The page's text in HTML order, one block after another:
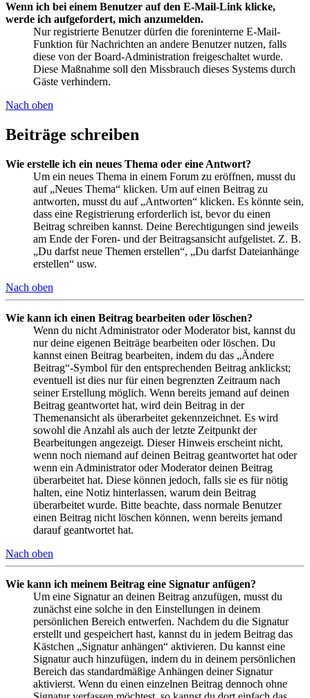
Wenn ich bei einem Benutzer auf den E-Mail-Link klicke,
werde ich aufgefordert, mich anzumelden.
Nur registrierte Benutzer dürfen die foreninterne E-Mail-
Funktion für Nachrichten an andere Benutzer nutzen, falls
diese von der Board-Administration freigeschaltet wurde.
Diese Maßnahme soll den Missbrauch dieses Systems durch
Gäste verhindern.
Nach oben
Beiträge schreiben
Wie erstelle ich ein neues Thema oder eine Antwort?
Um ein neues Thema in einem Forum zu eröffnen, musst du
auf „Neues Thema“ klicken. Um auf einen Beitrag zu
antworten, musst du auf „Antworten“ klicken. Es könnte sein,
dass eine Registrierung erforderlich ist, bevor du einen
Beitrag schreiben kannst. Deine Berechtigungen sind jeweils
am Ende der Foren- und der Beitragsansicht aufgelistet. Z. B.
„Du darfst neue Themen erstellen“, „Du darfst Dateianhänge
erstellen“ usw.
Nach oben
Wie kann ich einen Beitrag bearbeiten oder löschen?
Wenn du nicht Administrator oder Moderator bist, kannst du
nur deine eigenen Beiträge bearbeiten oder löschen. Du
kannst einen Beitrag bearbeiten, indem du das „Ändere
Beitrag“-Symbol für den entsprechenden Beitrag anklickst;
eventuell ist dies nur für einen begrenzten Zeitraum nach
seiner Erstellung möglich. Wenn bereits jemand auf deinen
Beitrag geantwortet hat, wird dein Beitrag in der
Themenansicht als überarbeitet gekennzeichnet. Es wird
sowohl die Anzahl als auch der letzte Zeitpunkt der
Bearbeitungen angezeigt. Dieser Hinweis erscheint nicht,
wenn noch niemand auf deinen Beitrag geantwortet hat oder
wenn ein Administrator oder Moderator deinen Beitrag
überarbeitet hat. Diese können jedoch, falls sie es für nötig
halten, eine Notiz hinterlassen, warum dein Beitrag
überarbeitet wurde. Bitte beachte, dass normale Benutzer
einen Beitrag nicht löschen können, wenn bereits jemand
darauf geantwortet hat.
Nach oben
Wie kann ich meinem Beitrag eine Signatur anfügen?
Um eine Signatur an deinen Beitrag anzufügen, musst du
zunächst eine solche in den Einstellungen in deinem
persönlichen Bereich entwerfen. Nachdem du die Signatur
erstellt und gespeichert hast, kannst du in jedem Beitrag das
Kästchen „Signatur anhängen“ aktivieren. Du kannst eine
Signatur auch hinzufügen, indem du in deinem persönlichen
Bereich das standardmäßige Anhängen deiner Signatur
aktivierst. Wenn du einen einzelnen Beitrag dennoch ohne